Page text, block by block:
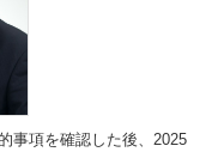
事項を確認した後、2025